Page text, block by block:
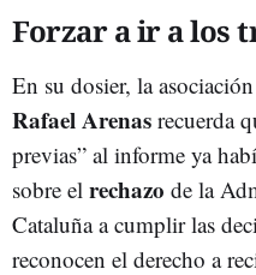
Forzar a ir a los
En su dosier, la
Rafael Arenas recuerda
previas” al informe ya
sobre el rechazo de la
Cataluña a cumplir las
reconocen el derecho a